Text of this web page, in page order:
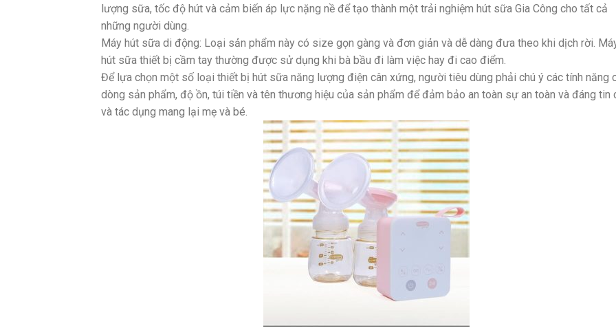
lượng sữa, tốc độ hút và cảm biến áp lực nặng nề để tạo thành một trải nghiệm hút sữa Gia Công cho tất cả
những người dùng.
Máy hút sữa di động: Loại sản phẩm này có size gọn gàng và đơn giản và dễ dàng đưa theo khi dịch rời.
hút sữa thiết bị cầm tay thường được sử dụng khi bà bầu đi làm việc hay đi cao điểm.
Để lựa chọn một số loại thiết bị hút sữa năng lượng điện cân xứng, người tiêu dùng phải chú ý các tính năng
dòng sản phẩm, độ ồn, túi tiền và tên thương hiệu của sản phẩm để đảm bảo an toàn sự an toàn và đáng tin
và tác dụng mang lại mẹ và bé.